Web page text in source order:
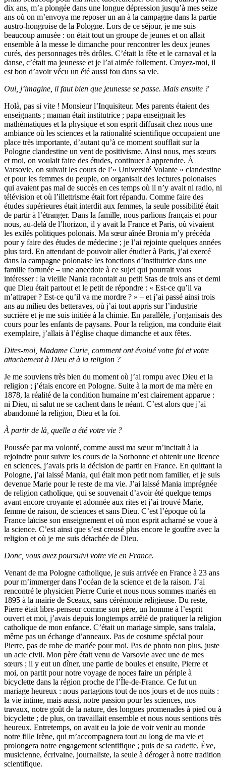
dix ans, m’a plongée dans une longue dépression jusqu’à mes seize
ans où on m’envoya me reposer un an à la campagne dans la partie
austro-hongroise de la Pologne. Lors de ce séjour, je me suis
beaucoup amusée : on était tout un groupe de jeunes et on allait
ensemble à la messe le dimanche pour rencontrer les deux jeunes
curés, des personnages très drôles. C’était la fête et le carnaval et la
danse, c’était ma jeunesse et je l’ai aimée follement. Croyez-moi, il
est bon d’avoir vécu un été aussi fou dans sa vie.
Oui, j’imagine, il faut bien que jeunesse se passe. Mais ensuite ?
Holà, pas si vite ! Monsieur l’Inquisiteur. Mes parents étaient des
enseignants ; maman était institutrice ; papa enseignait les
mathématiques et la physique et son esprit diffusait chez nous une
ambiance où les sciences et la rationalité scientifique occupaient une
place très importante, d’autant qu’à ce moment soufflait sur la
Pologne clandestine un vent de positivisme. Ainsi nous, mes sœurs
et moi, on voulait faire des études, continuer à apprendre. À
Varsovie, on suivait les cours de l’« Université Volante » clandestine
et pour les femmes du peuple, on organisait des lectures polonaises
qui avaient pas mal de succès en ces temps où il n’y avait ni radio, ni
télévision et où l’illettrisme était fort répandu. Comme faire des
études supérieures était interdit aux femmes, la seule possibilité était
de partir à l’étranger. Dans la famille, nous parlions français et pour
nous, au-delà de l’horizon, il y avait la France et Paris, où vivaient
les exilés politiques polonais. Ma sœur aînée Bronia m’y précéda
pour y faire des études de médecine ; je l’ai rejointe quelques années
plus tard. En attendant de pouvoir aller étudier à Paris, j’ai exercé
dans la campagne polonaise les fonctions d’institutrice dans une
famille fortunée – une anecdote à ce sujet qui pourrait vous
intéresser : la vieille Nania racontait au petit Stas de trois ans et demi
que Dieu était partout et le petit de répondre : « Est-ce qu’il va
m’attraper ? Est-ce qu’il va me mordre ? » – et j’ai passé ainsi trois
ans au milieu des betteraves, où j’ai tout appris sur l’industrie
sucrière et je me suis initiée à la chimie. En parallèle, j’organisais des
cours pour les enfants de paysans. Pour la religion, ma conduite était
exemplaire, j’allais à l’église chaque dimanche et aux fêtes.
Dites-moi, Madame Curie, comment ont évolué votre foi et votre
attachement à Dieu et à la religion ?
Je me souviens très bien du moment où j’ai rompu avec Dieu et la
religion ; j’étais encore en Pologne. Suite à la mort de ma mère en
1878, la réalité de la condition humaine m’est clairement apparue :
ni Dieu, ni salut ne se cachent dans le néant. C’est alors que j’ai
abandonné la religion, Dieu et la foi.
À partir de là, quelle a été votre vie ?
Poussée par ma volonté, comme aussi ma sœur m’incitait à la
rejoindre pour suivre les cours de la Sorbonne et obtenir une licence
en sciences, j’avais pris la décision de partir en France. En quittant la
Pologne, j’ai laissé Mania, qui était mon petit nom familier, et je suis
devenue Marie pour le reste de ma vie. J’ai laissé Mania imprégnée
de religion catholique, qui se souvenait d’avoir été quelque temps
avant encore croyante et adonnée aux rites et j’ai trouvé Marie,
femme de raison, de sciences et sans Dieu. C’est l’époque où la
France laïcise son enseignement et où mon esprit acharné se voue à
la science. C’est ainsi que s’est creusé plus encore le gouffre avec la
religion et où je me suis détachée de Dieu.
Donc, vous avez poursuivi votre vie en France.
Venant de ma Pologne catholique, je suis arrivée en France à 23 ans
pour m’immerger dans l’océan de la science et de la raison. J’ai
rencontré le physicien Pierre Curie et nous nous sommes mariés en
1895 à la mairie de Sceaux, sans cérémonie religieuse. Du reste,
Pierre était libre-penseur comme son père, un homme à l’esprit
ouvert et moi, j’avais depuis longtemps arrêté de pratiquer la religion
catholique de mon enfance. C’était un mariage simple, sans tralala,
même pas un échange d’anneaux. Pas de costume spécial pour
Pierre, pas de robe de mariée pour moi. Pas de photo non plus, juste
un acte civil. Mon père était venu de Varsovie avec une de mes
sœurs ; il y eut un dîner, une partie de boules et ensuite, Pierre et
moi, on partit pour notre voyage de noces faire un périple à
bicyclette dans la région proche de l’Île-de-France. Ce fut un
mariage heureux : nous partagions tout de nos jours et de nos nuits :
la vie intime, mais aussi, notre passion pour les sciences, nos
travaux, notre goût de la nature, des longues promenades à pied ou à
bicyclette ; de plus, on travaillait ensemble et nous nous sentions très
heureux. Entretemps, on avait eu la joie de voir venir au monde
notre fille Irène, qui m’accompagnera tout au long de ma vie et
prolongera notre engagement scientifique ; puis de sa cadette, Ève,
musicienne, écrivaine, journaliste, la seule à déroger à notre tradition
scientifique.